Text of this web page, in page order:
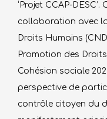
‘Projet CCAP-
collaboration avec
Droits Humains
Promotion des
Cohésion sociale
perspective de
contrôle citoyen du